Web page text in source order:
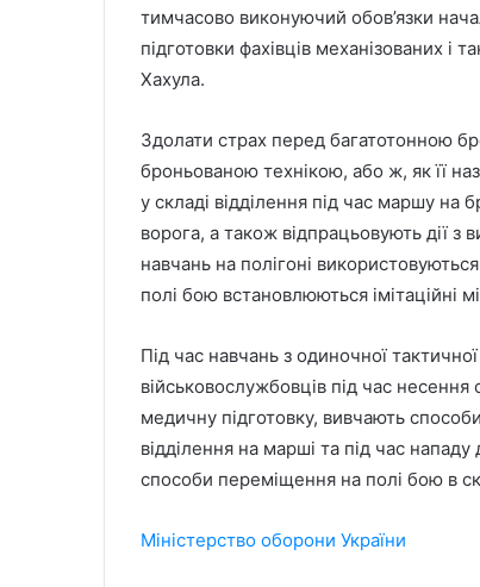
тимчасово виконуючий обов’язки
підготовки фахівців механізованих
Хахула.
Здолати страх перед багатотонною
броньованою технікою, або ж, як її
у складі відділення під час маршу на
ворога, а також відпрацьовують дії
навчань на полігоні
полі бою встановлюються імітаційні
Під час навчань з одиночної
військовослужбовців під час
медичну підготовку, вивчають
відділення на марші та під час
способи переміщення на полі бою в
Міністерство оборони України